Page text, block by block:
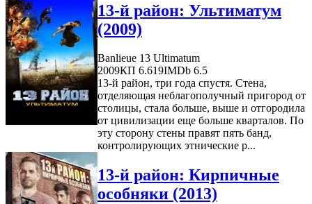
13-й район: Ультиматум
(2009)
Banlieue 13 Ultimatum
2009КП 6.619IMDb 6.5
13-й район, три года спустя. Стена,
отделяющая неблагополучный пригород от
столицы, стала больше, выше и отгородила
от цивилизации еще больше кварталов. По
эту сторону стены правят пять банд,
контролирующих этнические р...
13-й район: Кирпичные
особняки (2013)